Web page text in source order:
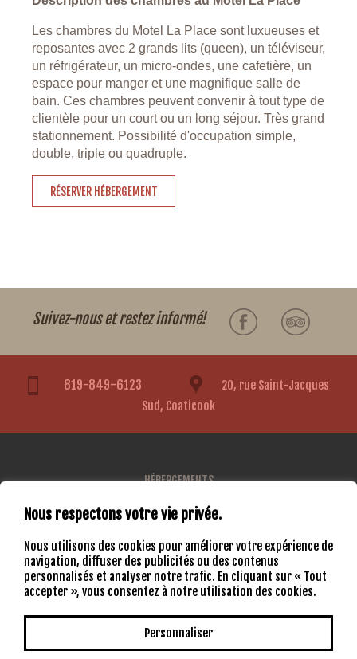
Les chambres du Motel La Place sont luxueuses et
reposantes avec 2 grands lits (queen), un téléviseur,
un réfrigérateur, un micro-ondes, une cafetière, un
espace pour manger et une magnifique salle de
bain. Ces chambres peuvent convenir à tout type de
clientèle pour un court ou un long séjour. Très grand
stationnement. Possibilité d'occupation simple,
double, triple ou quadruple.
RÉSERVER HÉBERGEMENT
Suivez-nous et restez informé!
819-849-6123
20, rue Saint-Jacques
Sud, Coaticook
HÉBERGEMENTS
TARIFS ET FORFAITS
NOUS JOINDRE
RÉSERVER HÉBERGEMENT COMMANDER RESTAURANT
Nous respectons votre vie privée.
Nous utilisons des cookies pour améliorer votre expérience de
navigation, diffuser des publicités ou des contenus
personnalisés et analyser notre trafic. En cliquant sur « Tout
accepter », vous consentez à notre utilisation des cookies.
Personnaliser